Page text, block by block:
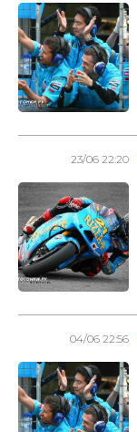
23/06 22:20
04/06 22:56